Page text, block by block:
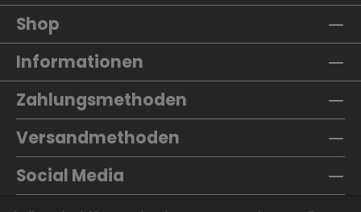
Shop
Informationen
Zahlungsmethoden
Versandmethoden
Social Media